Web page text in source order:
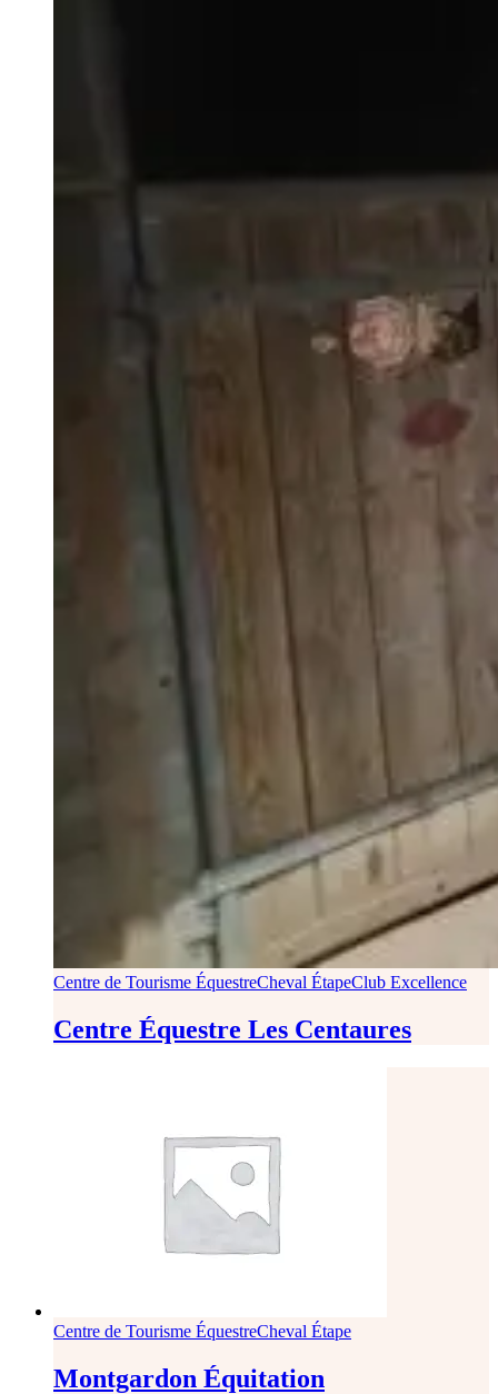
Centre de Tourisme ÉquestreCheval ÉtapeClub Excellence
Centre Équestre Les Centaures
Centre de Tourisme ÉquestreCheval Étape
Montgardon Équitation